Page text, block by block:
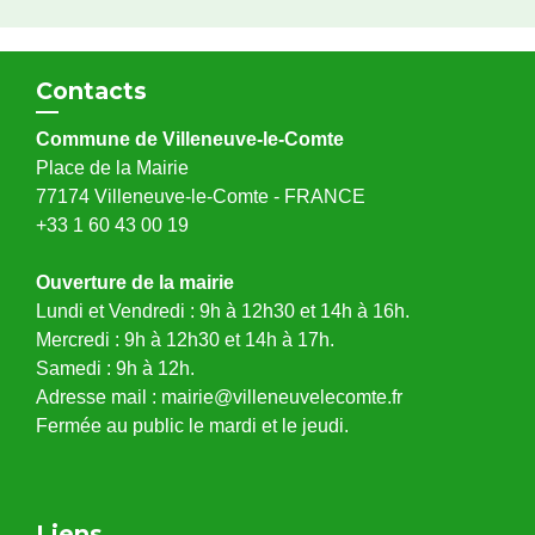
Contacts
Commune de Villeneuve-le-Comte
Place de la Mairie
77174 Villeneuve-le-Comte - FRANCE
+33 1 60 43 00 19
Ouverture de la mairie
Lundi et Vendredi : 9h à 12h30 et 14h à 16h.
Mercredi : 9h à 12h30 et 14h à 17h.
Samedi : 9h à 12h.
Adresse mail : mairie@villeneuvelecomte.fr
Fermée au public le mardi et le jeudi.